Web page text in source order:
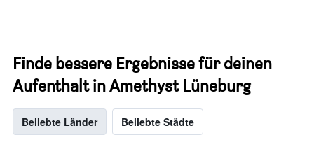
Finde bessere Ergebnisse für deinen
Aufenthalt in Amethyst Lüneburg
Beliebte Länder Beliebte Städte